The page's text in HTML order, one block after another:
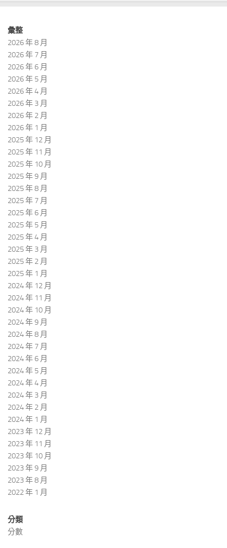
彙整
2026 年 8 月
2026 年 7 月
2026 年 6 月
2026 年 5 月
2026 年 4 月
2026 年 3 月
2026 年 2 月
2026 年 1 月
2025 年 12 月
2025 年 11 月
2025 年 10 月
2025 年 9 月
2025 年 8 月
2025 年 7 月
2025 年 6 月
2025 年 5 月
2025 年 4 月
2025 年 3 月
2025 年 2 月
2025 年 1 月
2024 年 12 月
2024 年 11 月
2024 年 10 月
2024 年 9 月
2024 年 8 月
2024 年 7 月
2024 年 6 月
2024 年 5 月
2024 年 4 月
2024 年 3 月
2024 年 2 月
2024 年 1 月
2023 年 12 月
2023 年 11 月
2023 年 10 月
2023 年 9 月
2023 年 8 月
2022 年 1 月
分類
分數